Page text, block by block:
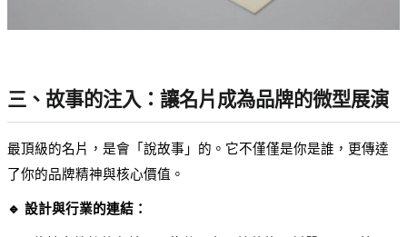
三、故事的注入：讓名片成為品牌的微型展演
最頂級的名片，是會「說故事」的。它不僅僅是你是誰，更傳達
了你的品牌精神與核心價值。
🔹 設計與行業的連結：